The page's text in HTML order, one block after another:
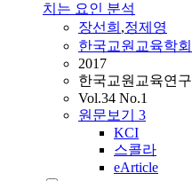
치는 요인 분석
장선희 ,정제영
한국교원교육학회
2017
한국교원교육연구
Vol.34 No.1
원문보기 3
KCI
스콜라
eArticle